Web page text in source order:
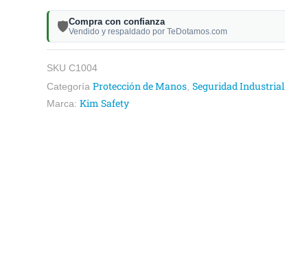
🛡️Compra con confianza
Vendido y respaldado por TeDotamos.com
SKU C1004
Categoría Protección de Manos, Seguridad Industrial
Marca: Kim Safety